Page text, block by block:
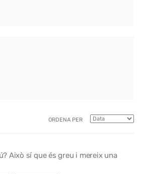
ORDENA PER
Això sí que és greu i mereix una